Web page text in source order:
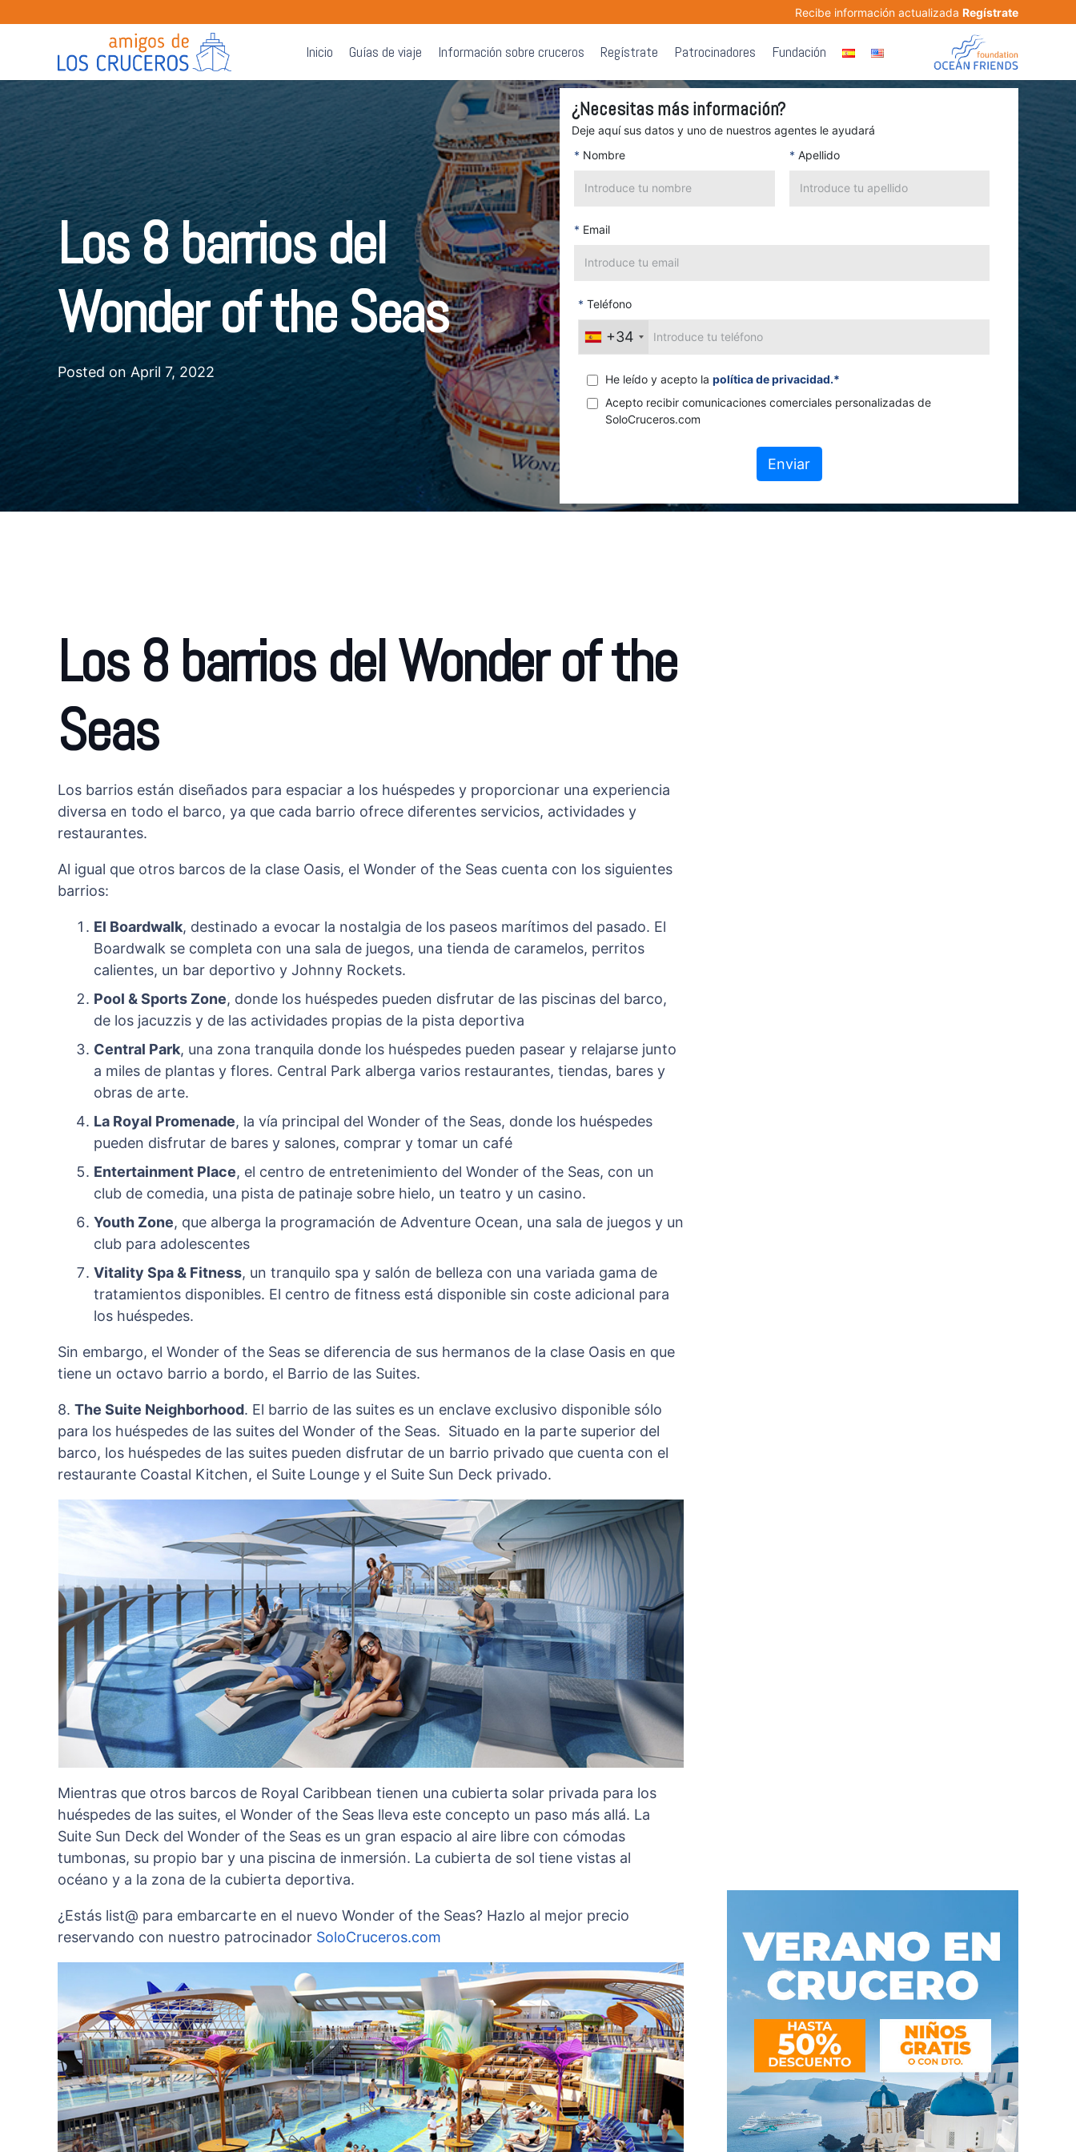
Recibe información actualizada Regístrate
Inicio Guías de viaje Información sobre cruceros Regístrate Patrocinadores Fundación
Los 8 barrios del
Wonder of the Seas
Posted onApril 7, 2022
¿Necesitas más información?
Deje aquí sus datos y uno de nuestros agentes le ayudará
* Nombre * Apellido
* Email
* Teléfono
+34
He leído y acepto la política de privacidad.*
Acepto recibir comunicaciones comerciales personalizadas de
SoloCruceros.com
Enviar
Los 8 barrios del Wonder of the
Seas
Los barrios están diseñados para espaciar a los huéspedes y proporcionar una experiencia
diversa en todo el barco, ya que cada barrio ofrece diferentes servicios, actividades y
restaurantes.
Al igual que otros barcos de la clase Oasis, el Wonder of the Seas cuenta con los siguientes
barrios:
El Boardwalk, destinado a evocar la nostalgia de los paseos marítimos del pasado. El
Boardwalk se completa con una sala de juegos, una tienda de caramelos, perritos
calientes, un bar deportivo y Johnny Rockets.
Pool & Sports Zone, donde los huéspedes pueden disfrutar de las piscinas del barco,
de los jacuzzis y de las actividades propias de la pista deportiva
Central Park, una zona tranquila donde los huéspedes pueden pasear y relajarse junto
a miles de plantas y flores. Central Park alberga varios restaurantes, tiendas, bares y
obras de arte.
La Royal Promenade, la vía principal del Wonder of the Seas, donde los huéspedes
pueden disfrutar de bares y salones, comprar y tomar un café
Entertainment Place, el centro de entretenimiento del Wonder of the Seas, con un
club de comedia, una pista de patinaje sobre hielo, un teatro y un casino.
Youth Zone, que alberga la programación de Adventure Ocean, una sala de juegos y un
club para adolescentes
Vitality Spa & Fitness, un tranquilo spa y salón de belleza con una variada gama de
tratamientos disponibles. El centro de fitness está disponible sin coste adicional para
los huéspedes.
Sin embargo, el Wonder of the Seas se diferencia de sus hermanos de la clase Oasis en que
tiene un octavo barrio a bordo, el Barrio de las Suites.
8. The Suite Neighborhood. El barrio de las suites es un enclave exclusivo disponible sólo
para los huéspedes de las suites del Wonder of the Seas. Situado en la parte superior del
barco, los huéspedes de las suites pueden disfrutar de un barrio privado que cuenta con el
restaurante Coastal Kitchen, el Suite Lounge y el Suite Sun Deck privado.
Mientras que otros barcos de Royal Caribbean tienen una cubierta solar privada para los
huéspedes de las suites, el Wonder of the Seas lleva este concepto un paso más allá. La
Suite Sun Deck del Wonder of the Seas es un gran espacio al aire libre con cómodas
tumbonas, su propio bar y una piscina de inmersión. La cubierta de sol tiene vistas al
océano y a la zona de la cubierta deportiva.
¿Estás list@ para embarcarte en el nuevo Wonder of the Seas? Hazlo al mejor precio
reservando con nuestro patrocinador SoloCruceros.com